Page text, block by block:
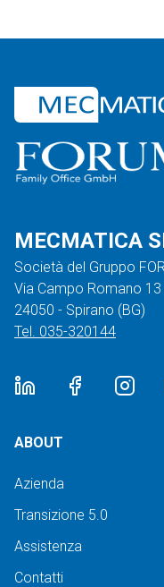
MECMATICA
Società del Gruppo
Via Campo Romano 13
24050 - Spirano (BG)
Tel. 035-320144
ABOUT
Azienda
Transizione 5.0
Assistenza
Contatti